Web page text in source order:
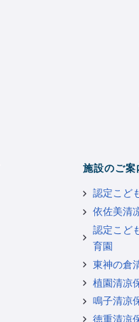
施設のご案
認定こど
依佐美清
認定こど
育園
東神の倉
植園清凉
鳴子清凉
徳重清凉